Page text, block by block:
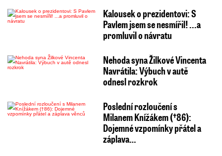
Kalousek o prezidentovi: S
Pavlem jsem se nesmířil! ...a
promluvil o návratu
Nehoda syna Žilkové Vincenta
Navrátila: Výbuch v autě
odnesl rozkrok
Poslední rozloučení s
Milanem Knížákem (†86):
Dojemné vzpomínky přátel a
záplava…